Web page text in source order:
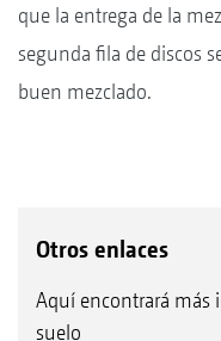
que la entrega de la
segunda fila de discos
buen mezclado.
Otros enlaces
Aquí encontrará más
suelo